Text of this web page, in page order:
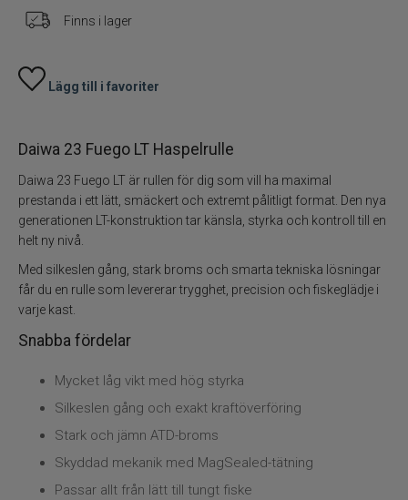
Finns i lager
Lägg till i favoriter
Daiwa 23 Fuego LT Haspelrulle
Daiwa 23 Fuego LT är rullen för dig som vill ha maximal
prestanda i ett lätt, smäckert och extremt pålitligt format. Den nya
generationen LT-konstruktion tar känsla, styrka och kontroll till en
helt ny nivå.
Med silkeslen gång, stark broms och smarta tekniska lösningar
får du en rulle som levererar trygghet, precision och fiskeglädje i
varje kast.
Snabba fördelar
Mycket låg vikt med hög styrka
Silkeslen gång och exakt kraftöverföring
Stark och jämn ATD-broms
Skyddad mekanik med MagSealed-tätning
Passar allt från lätt till tungt fiske